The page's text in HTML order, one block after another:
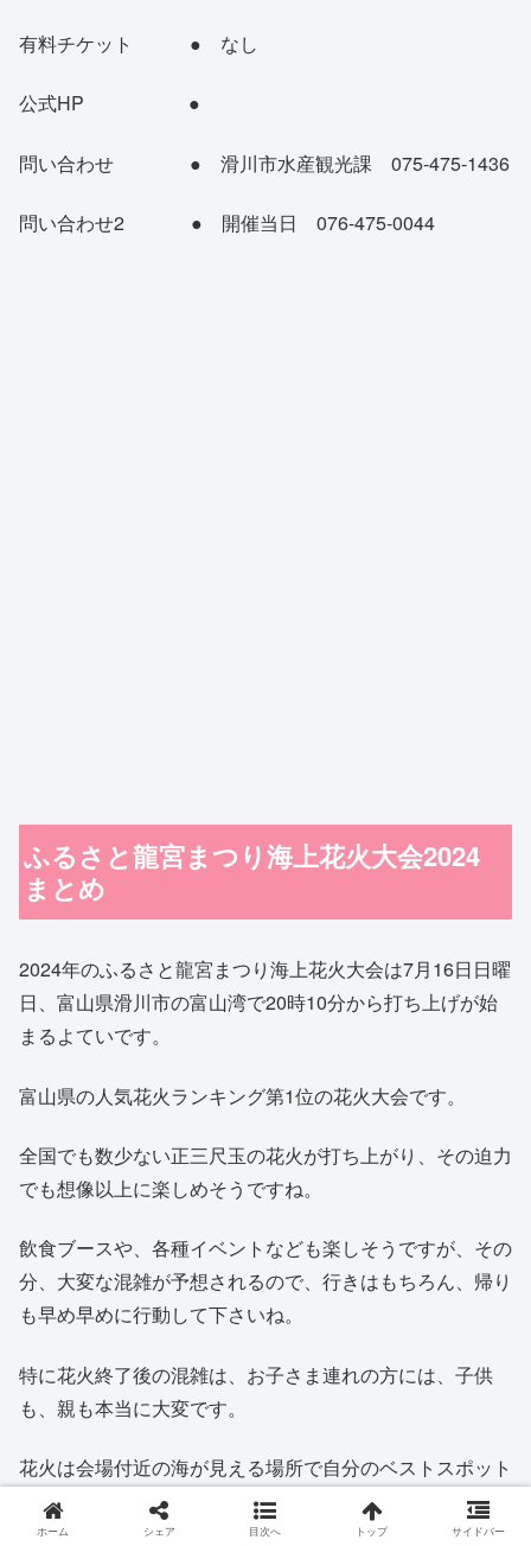
有料チケット ● なし
公式HP ●
問い合わせ ● 滑川市水産観光課 075-475-1436
問い合わせ2 ● 開催当日 076-475-0044
ふるさと龍宮まつり海上花火大会2024
まとめ
2024年のふるさと龍宮まつり海上花火大会は7月16日日曜
日、富山県滑川市の富山湾で20時10分から打ち上げが始
まるよていです。
富山県の人気花火ランキング第1位の花火大会です。
全国でも数少ない正三尺玉の花火が打ち上がり、その迫力
でも想像以上に楽しめそうですね。
飲食ブースや、各種イベントなども楽しそうですが、その
分、大変な混雑が予想されるので、行きはもちろん、帰り
も早め早めに行動して下さいね。
特に花火終了後の混雑は、お子さま連れの方には、子供
も、親も本当に大変です。
花火は会場付近の海が見える場所で自分のベストスポット
を発掘してみて下さい。
ホーム シェア 目次へ トップ サイドバー